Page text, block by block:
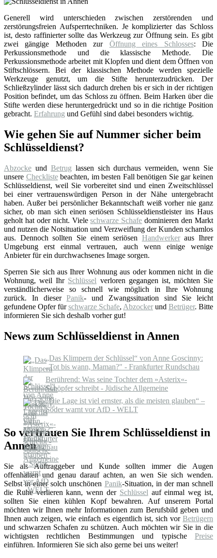
Generell wird unterschieden zwischen zerstörenden und
zerstörungsfreien Aufsperrtechniken. Je komplizierter das Schloss
ist, desto raffinierter sollte das Werkzeug zur Öffnung sein. Es gibt
zwei gängige Methoden zur Öffnung eines Schlosses: Die
Perkussionsmethode und die klassische Methode. Die
Perkussionsmethode arbeitet mit Klopfen und dient dem Öffnen von
Stiftschlössern. Bei der klassischen Methode werden spezielle
Werkzeuge genutzt, um die Stifte herunterzudrücken. Der
Schließzylinder lässt sich dadurch drehen bis er sich in der richtigen
Position befindet, um das Schloss zu öffnen. Beim Harken über die
Stifte werden diese heruntergedrückt und so in die richtige Position
gebracht. Erfahrung und Gefühl sind dabei besonders wichtig.
Wie gehen Sie auf Nummer sicher beim
Schlüsseldienst?
Abzocke und Betrug lassen sich durchaus vermeiden, wenn Sie
unsere Checklistebeachten, im besten Fall benötigen Sie gar keinen
Schlüsseldienst, weil Sie vorbereitet sind und einen Zweitschlüssel
bei einer vertrauenswürdigen Person in der Nähe untergebracht
haben. Außer bei persönlicher Bekanntschaft weiß vorher nie ganz
sicher, ob man sich einen seriösen Schlüsseldienstleister ins Haus
geholt hat oder nicht. Vieleschwarze Schafe dominieren den Markt
und nutzen die Notsituation und Verzweiflung der Kunden schamlos
aus. Dennoch sollten Sie einem seriösen Handwerkeraus Ihrer
Umgebung erst einmal vertrauen, auch wenn einige wenige
Anbieter für ein durchwachsenes Image sorgen.
Sperren Sie sich aus Ihrer Wohnung aus oder kommen nicht in die
Wohnung, weil Ihr Schlüssel verloren gegangen ist, möchten Sie
verständlicherweise so schnell wie möglich in Ihre Wohnung
zurück. In dieserPanik- und Zwangssituation sind Sie leicht
gefundene Opfer fürschwarze Schafe, Abzocker und Betrüger. Bitte
informieren Sie sich deshalb vorher gut!
News zum Schlüsseldienst in Annen
„Das Klimpern der Schlüssel“ von Anne Goscinny:
„Tot bis wann, Maman?" - Frankfurter Rundschau
Berührend: Was seine Tochter dem »Asterix«-
Schöpfer schreibt - Jüdische Allgemeine
„Die Lage ist viel ernster, als die meisten glauben“ –
Söder warnt vor AfD - WELT
So vertrauen Sie Ihrem Schlüsseldienst in
Annen
Sie als Auftraggeber und Kunde sollten immer die Augen
offenhalten und genau darauf achten, an wen Sie sich wenden.
Selbst in einer solch unschönen Panik-Situation, in der man schnell
die Ruhe verlieren kann, wenn der Schlüssel auf einmal weg ist,
sollten Sie einen kühlen Kopf bewahren. Auf unserem Portal
möchten wir Ihnen mehr Informationen zum Berufsbild geben und
Ihnen auch zeigen, wie einfach es eigentlich ist, sich vor Betrügern
und schwarzen Schafen zu schützen. Auch möchten wir Sie in die
wichtigsten rechtlichen Bestimmungen und typische Preise
einführen. Informieren Sie sich also gerne bei uns weiter!